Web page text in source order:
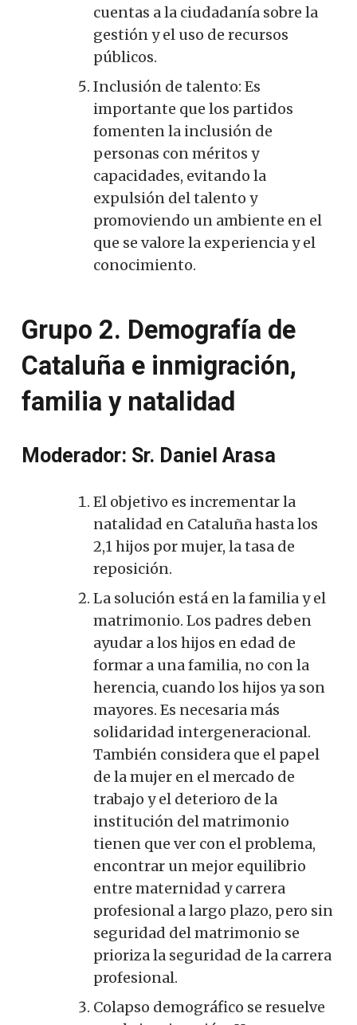
cuentas a la ciudadanía sobre la
gestión y el uso de recursos
públicos.
Inclusión de talento: Es
importante que los partidos
fomenten la inclusión de
personas con méritos y
capacidades, evitando la
expulsión del talento y
promoviendo un ambiente en el
que se valore la experiencia y el
conocimiento.
Grupo 2. Demografía de
Cataluña e inmigración,
familia y natalidad
Moderador: Sr. Daniel Arasa
El objetivo es incrementar la
natalidad en Cataluña hasta los
2,1 hijos por mujer, la tasa de
reposición.
La solución está en la familia y el
matrimonio. Los padres deben
ayudar a los hijos en edad de
formar a una familia, no con la
herencia, cuando los hijos ya son
mayores. Es necesaria más
solidaridad intergeneracional.
También considera que el papel
de la mujer en el mercado de
trabajo y el deterioro de la
institución del matrimonio
tienen que ver con el problema,
encontrar un mejor equilibrio
entre maternidad y carrera
profesional a largo plazo, pero sin
seguridad del matrimonio se
prioriza la seguridad de la carrera
profesional.
Colapso demográfico se resuelve